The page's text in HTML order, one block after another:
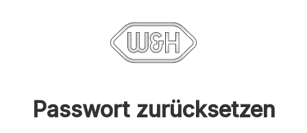
Passwort zurücksetzen